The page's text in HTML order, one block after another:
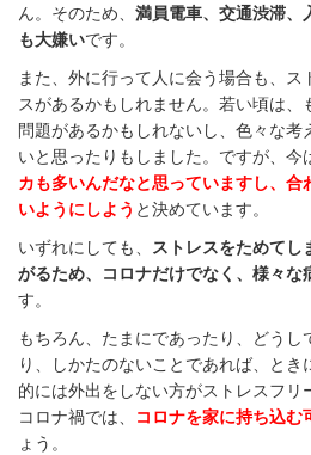
ん。そのため、 満員電車、交通渋滞、
も大嫌いです。
また、外に行って人に会う場合も、
スがあるかもしれません。若い頃は、
問題があるかもしれないし、色々な考
いと思ったりもしました。ですが、今
カも多いんだなと思っていますし、合
いようにしよう と決めています。
いずれにしても、
ストレスをためてし
がるため、コロナだけでなく、様々な
す。
もちろん、たまにであったり、どうし
り、しかたのないことであれば、と
的には外出をしない方がストレスフリ
コロナ禍では、
コロナを家に持ち込む
ょう。